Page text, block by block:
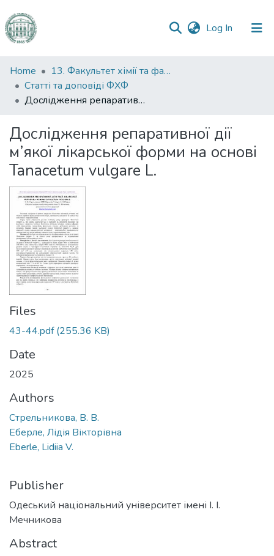
Log In (current)
Communities
&
Collections
Statistics
Home
13. Факультет хімії та фармації
Статті та доповіді ФХФ
Дослідження репаративної дії м’якої лікарської форми на основі Tanacetum vulgare L.
Дослідження репаративної дії
м’якої лікарської форми на основі
Tanacetum vulgare L.
Files
43-44.pdf(255.36 KB)
Date
2025
Authors
Стрельникова, В. В.
Еберле, Лідія Вікторівна
Eberle, Lidiia V.
Publisher
Одеський національний університет імені І. І.
Мечникова
Abstract